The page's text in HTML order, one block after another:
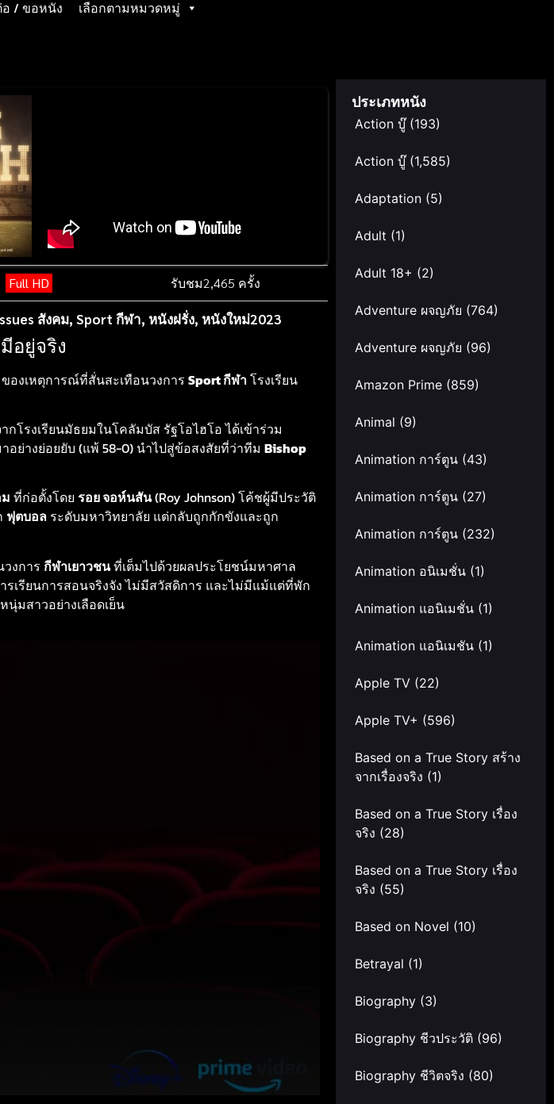
/ ขอหนัง เลือกตามหมวดหมู่
Full HD รับชม2,465 ครั้ง
สังคม, Sport กีฬา, หนังฝรั่ง, หนังใหม่2023
อยู่จริง
ของเหตุการณ์ที่สั่นสะเทือนวงการ Sport กีฬาโรงเรียน
กโรงเรียนมัธยมในโคลัมบัส รัฐโอไฮโอ ได้เข้าร่วม
ย่างย่อยยับ (แพ้ 58-0) นำไปสู่ข้อสงสัยที่ว่าทีม Bishop
ที่ก่อตั้งโดย รอย จอห์นสัน(Roy Johnson) โค้ชผู้มีประวัติ
ฟุตบอล ระดับมหาวิทยาลัย แต่กลับถูกกักขังและถูก
วงการ กีฬาเยาวชนที่เต็มไปด้วยผลประโยชน์มหาศาล
เรียนการสอนจริงจัง ไม่มีสวัสดิการ และไม่มีแม้แต่ที่พัก
มสาวอย่างเลือดเย็น
ประเภทหนัง
Action บู๊(193)
Action บู๊(1,585)
Adaptation (5)
Adult (1)
Adult 18+ (2)
Adventure ผจญภัย (764)
Adventure ผจญภัย (96)
Amazon Prime (859)
Animal (9)
Animation การ์ตูน (43)
Animation การ์ตูน (27)
Animation การ์ตูน (232)
Animation อนิเมชั่น (1)
Animation แอนิเมชั่น (1)
Animation แอนิเมชัน (1)
Apple TV (22)
Apple TV+ (596)
Based on a True Story สร้าง
จากเรื่องจริง (1)
Based on a True Story เรื่อง
จริง (28)
Based on a True Story เรื่อง
จริง (55)
Based on Novel (10)
Betrayal (1)
Biography (3)
Biography ชีวประวัติ (96)
Biography ชีวิตจริง (80)